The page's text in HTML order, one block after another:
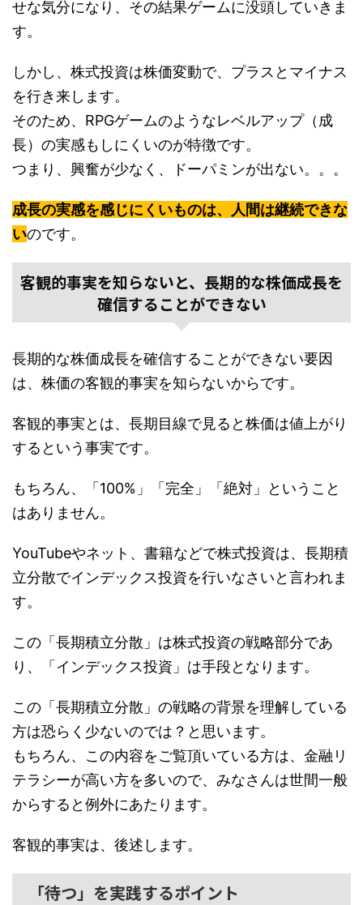
せな気分になり、その結果ゲームに没頭していきま
す。
しかし、株式投資は株価変動で、プラスとマイナス
を行き来します。
そのため、RPGゲームのようなレベルアップ（成
長）の実感もしにくいのが特徴です。
つまり、興奮が少なく、ドーパミンが出ない。。。
成長の実感を感じにくいものは、人間は継続できな
いのです。
客観的事実を知らないと、長期的な株価成長を
確信することができない
長期的な株価成長を確信することができない要因
は、株価の客観的事実を知らないからです。
客観的事実とは、長期目線で見ると株価は値上がり
するという事実です。
もちろん、「100%」「完全」「絶対」ということ
はありません。
YouTubeやネット、書籍などで株式投資は、長期積
立分散でインデックス投資を行いなさいと言われま
す。
この「長期積立分散」は株式投資の戦略部分であ
り、「インデックス投資」は手段となります。
この「長期積立分散」の戦略の背景を理解している
方は恐らく少ないのでは？と思います。
もちろん、この内容をご覧頂いている方は、金融リ
テラシーが高い方を多いので、みなさんは世間一般
からすると例外にあたります。
客観的事実は、後述します。
「待つ」を実践するポイント